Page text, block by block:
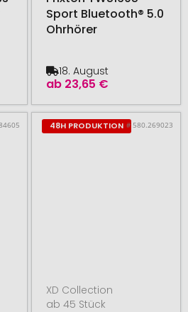
Sport Bluetooth® 5.0
Ohrhörer
ab 23,65 €
18. August
48H PRODUKTION # 580.269023
XD Collection
ab 45 Stück